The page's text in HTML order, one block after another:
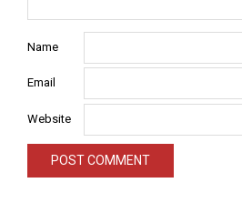
Name
Email
Website